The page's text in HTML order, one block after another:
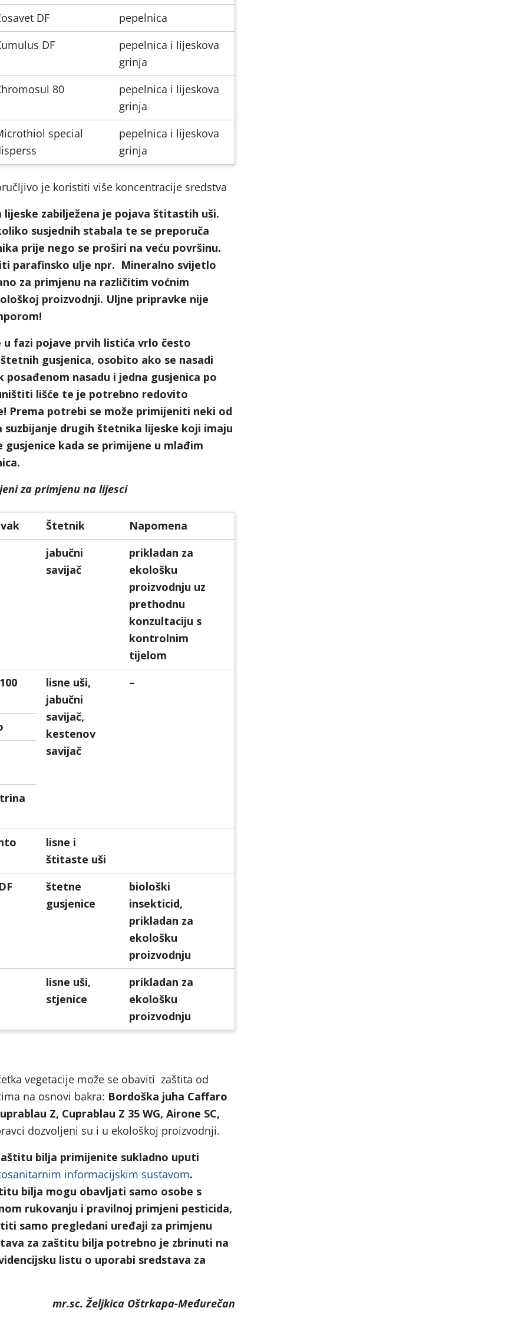
DF
pepelnica
DF
pepelnica i lijeskova
grinja
80
pepelnica i lijeskova
grinja
special
pepelnica i lijeskova
grinja
je koristiti više koncentracije sredstva
zabilježena je pojava štitastih uši.
susjednih stabala te se preporuča
prije nego se proširi na veću površinu.
parafinsko ulje npr. Mineralno svijetlo
za primjenu na različitim voćnim
proizvodnji. Uljne pripravke nije
u fazi pojave prvih listića vrlo često
gusjenica, osobito ako se nasadi
posađenom nasadu i jedna gusjenica po
lišće te je potrebno redovito
Prema potrebi se može primijeniti neki od
drugih štetnika lijeske koji imaju
kada se primijene u mlađim
za primjenu na lijesci
Štetnik
Napomena
jabučni
savijač
prikladan za
ekološku
proizvodnju uz
prethodnu
konzultaciju s
kontrolnim
tijelom
lisne uši,
jabučni
savijač,
kestenov
savijač
–
lisne i
štitaste uši
štetne
gusjenice
biološki
insekticid,
prikladan za
ekološku
proizvodnju
lisne uši,
stjenice
prikladan za
ekološku
proizvodnju
vegetacije može se obaviti zaštita od
na osnovi bakra: Bordoška juha Caffaro
Z, Cuprablau Z 35 WG, Airone SC,
dozvoljeni su i u ekološkoj proizvodnji.
bilja primijenite sukladno uputi
informacijskim sustavom.
bilja mogu obavljati samo osobe s
rukovanju i pravilnoj primjeni pesticida,
samo pregledani uređaji za primjenu
za zaštitu bilja potrebno je zbrinuti na
listu o uporabi sredstava za
mr.sc. Željkica Oštrkapa-Međurečan